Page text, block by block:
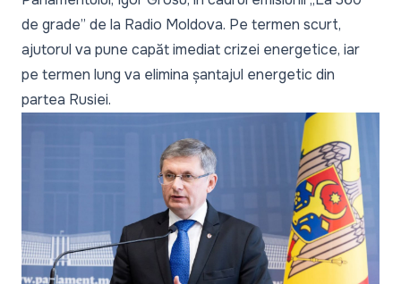
de grade” de la Radio Moldova. Pe termen scurt,
ajutorul va pune capăt imediat crizei energetice, iar
pe termen lung va elimina șantajul energetic din
partea Rusiei.